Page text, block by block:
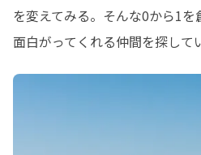
を変えてみる。そんな0から1
面白がってくれる仲間を探して